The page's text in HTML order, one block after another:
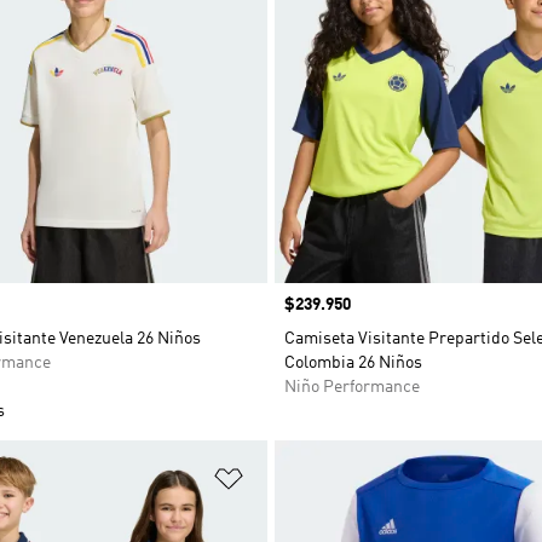
Venezuela 26 Niños
Precio
$239.950
Camiseta Visitante Prepartido
Colombia 26 Niños
Niño Performance
de deseos Añadir a la lista de deseos